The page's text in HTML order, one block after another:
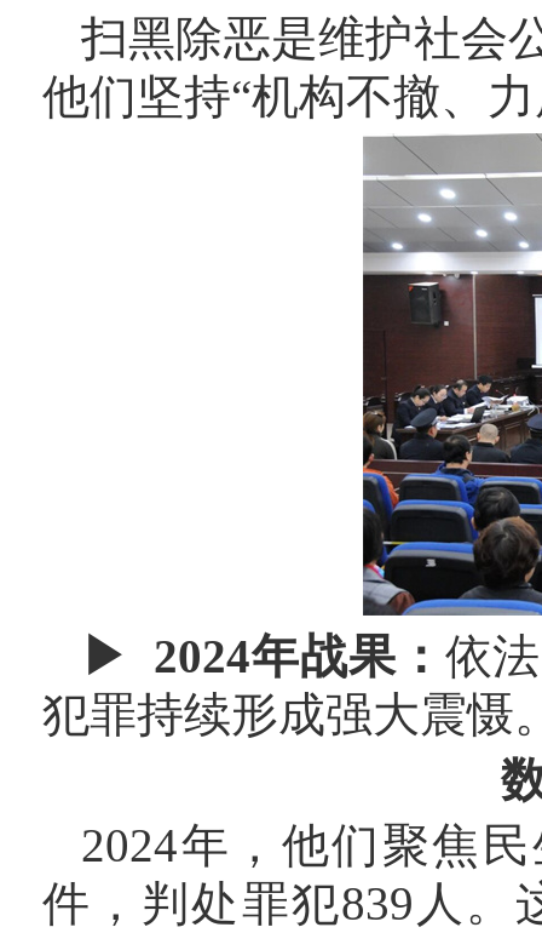
扫黑除恶是维护社会
他们坚持“机构不撤、
▶ 2024年战果： 依
犯罪持续形成强大震慑
2024年，他们聚焦
件，判处罪犯839人。